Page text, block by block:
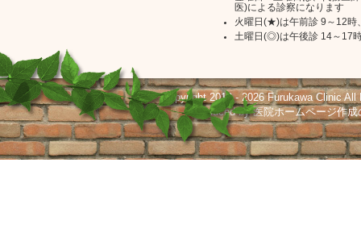
ー
シ
ョ
ン
医)による診察になります
火曜日(★)は午前診 9～12時
土曜日(◎)は午後診 14～17
Copyright 2013 - 2026 Furukawa Clinic All
Produced by医院ホームページ作成